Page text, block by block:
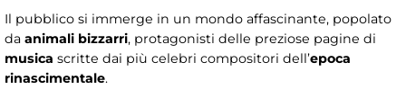
Il pubblico si immerge in un mondo affascinante, popolato
da animali bizzarri, protagonisti delle preziose pagine di
musica scritte dai più celebri compositori dell’epoca
rinascimentale.